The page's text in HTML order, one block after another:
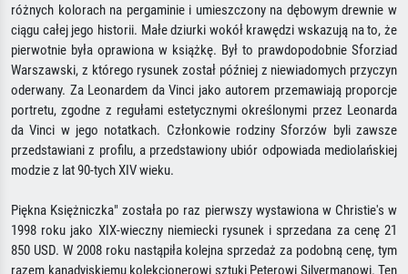
różnych kolorach na pergaminie i umieszczony na dębowym drewnie w
ciągu całej jego historii. Małe dziurki wokół krawędzi wskazują na to, że
pierwotnie była oprawiona w książkę. Był to prawdopodobnie Sforziad
Warszawski, z którego rysunek został później z niewiadomych przyczyn
oderwany. Za Leonardem da Vinci jako autorem przemawiają proporcje
portretu, zgodne z regułami estetycznymi określonymi przez Leonarda
da Vinci w jego notatkach. Członkowie rodziny Sforzów byli zawsze
przedstawiani z profilu, a przedstawiony ubiór odpowiada mediolańskiej
modzie z lat 90-tych XIV wieku.
Piękna Księżniczka" została po raz pierwszy wystawiona w Christie's w
1998 roku jako XIX-wieczny niemiecki rysunek i sprzedana za cenę 21
850 USD. W 2008 roku nastąpiła kolejna sprzedaż za podobną cenę, tym